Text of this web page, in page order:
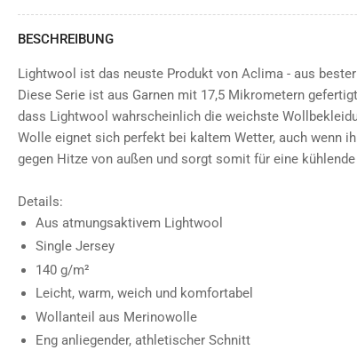
BESCHREIBUNG
Lightwool ist das neuste Produkt von Aclima - aus
Diese Serie ist aus Garnen mit 17,5 Mikrometern
dass Lightwool wahrscheinlich die weichste
Wolle eignet sich perfekt bei kaltem Wetter, auch wenn
gegen Hitze von außen und sorgt somit für eine
Details:
Aus atmungsaktivem Lightwool
Single Jersey
140 g/m²
Leicht, warm, weich und komfortabel
Wollanteil aus Merinowolle
Eng anliegender, athletischer Schnitt